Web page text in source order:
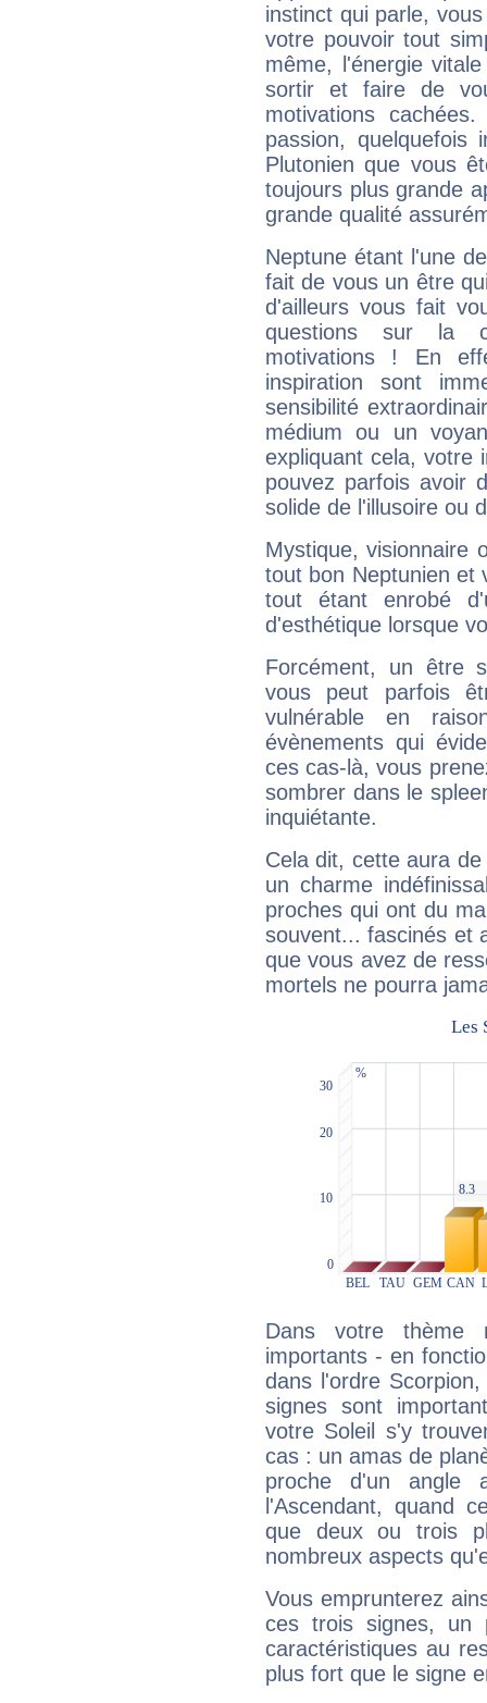
instinct qui parle,
votre pouvoir tout
même, l'énergie
sortir et faire de
motivations
passion, quelquefois
Plutonien que vous
toujours plus grande
grande qualité
Neptune étant l'une
fait de vous un être
d'ailleurs vous fait
questions sur la
motivations ! En
inspiration sont
sensibilité
médium ou un
expliquant cela, votre
pouvez parfois avoir
solide de l'illusoire ou
Mystique, visionnaire
tout bon Neptunien et
tout étant enrobé
d'esthétique lorsque
Forcément, un être
vous peut parfois
vulnérable en
évènements qui
ces cas-là, vous
sombrer dans le
inquiétante.
Cela dit, cette aura
un charme
proches qui ont du
souvent... fascinés et
que vous avez de
mortels ne pourra
Dans votre thème
importants - en
dans l'ordre
signes sont
votre Soleil s'y
cas : un amas de
proche d'un
l'Ascendant, quand
que deux ou trois
nombreux aspects
Vous emprunterez
ces trois signes, un
caractéristiques au
plus fort que le signe